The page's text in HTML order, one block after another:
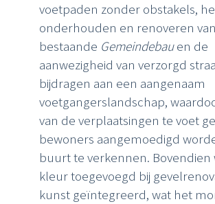
voetpaden zonder obstakels,
onderhouden en renoveren van
bestaande Gemeindebauen de
aanwezigheid van verzorgd
bijdragen aan een aangenaam
voetgangerslandschap,
van de verplaatsingen te voet
bewoners aangemoedigd
buurt te verkennen.
kleur toegevoegd bij
kunst geïntegreerd, wat het